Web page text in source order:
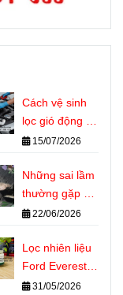
Cách vệ sinh
lọc gió động cơ
ô tô đúng kỹ
15/07/2026
Những sai lầm
thường gặp khi
sử dụng lọc gió
22/06/2026
Lọc nhiên liệu
Ford Everest là
gì? Vai trò
31/05/2026